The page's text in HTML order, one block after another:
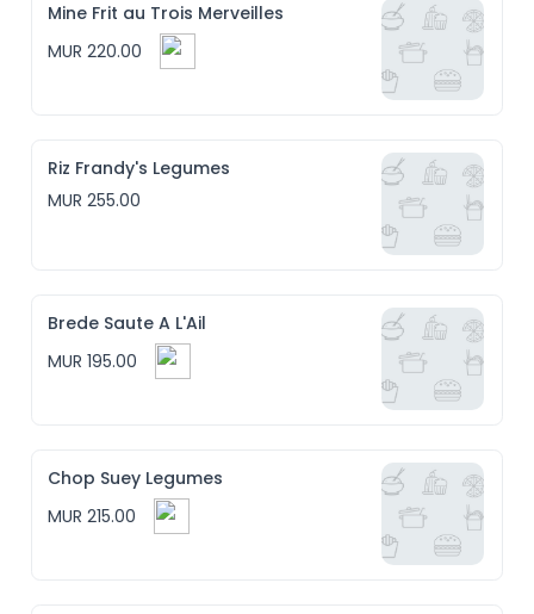
Mine Frit au Trois Merveilles
MUR 220.00
Riz Frandy's Legumes
MUR 255.00
Brede Saute A L'Ail
MUR 195.00
Chop Suey Legumes
MUR 215.00